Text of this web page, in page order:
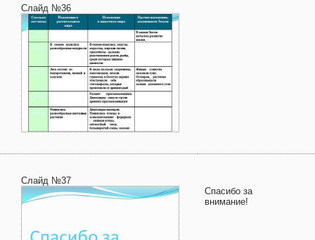
Слайд №36
Слайд №37
Спасибо за
внимание!